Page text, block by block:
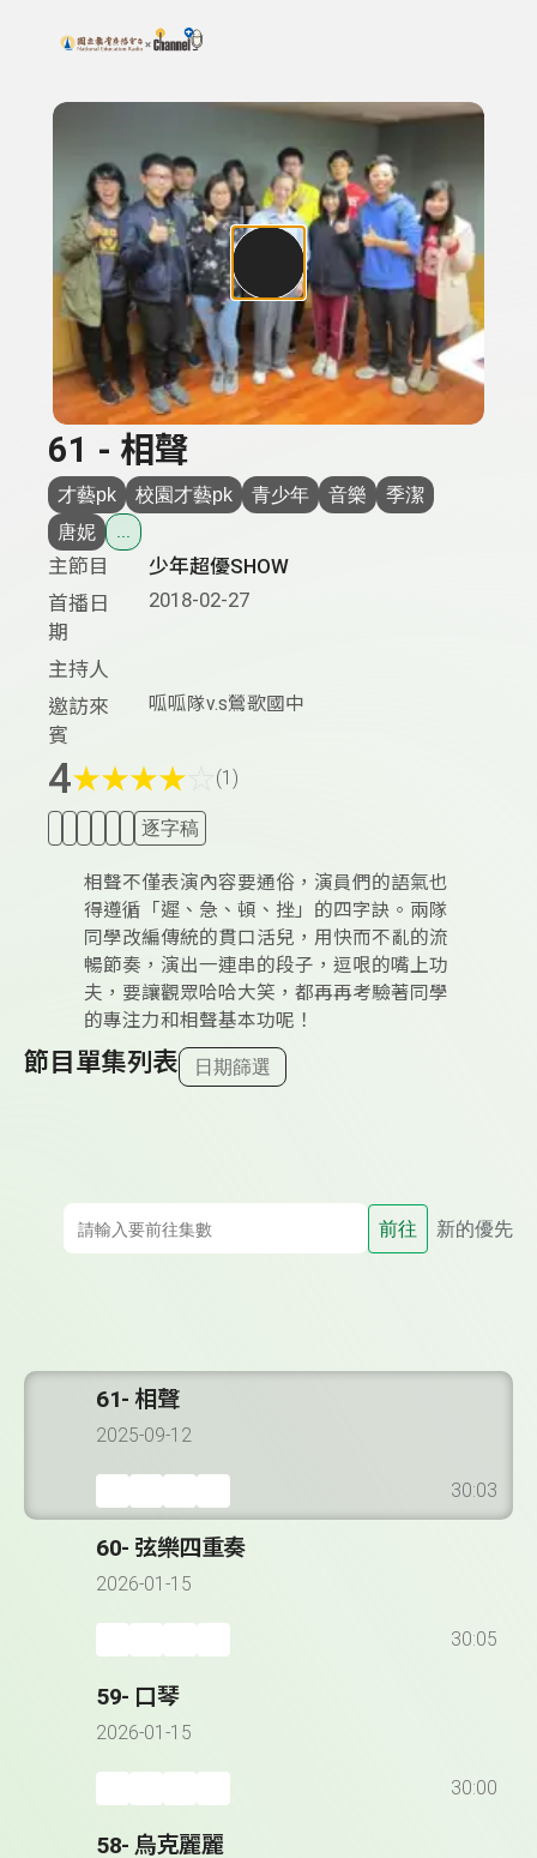
上方功能區塊
搜尋關鍵字：可輸入節目名稱、主持人或關鍵字
61 - 相聲
才藝pk 校園才藝pk 青少年 音樂
季潔
唐妮
主節目
少年超優SHOW
首播日
期
2018-02-27
主持人
邀訪來
賓
呱呱隊v.s鶯歌國中
4★★★★ (1)
逐字稿
相聲不僅表演內容要通俗，演員們的語氣也
得遵循「遲、急、頓、挫」的四字訣。兩隊
同學改編傳統的貫口活兒，用快而不亂的流
暢節奏，演出一連串的段子，逗哏的嘴上功
夫，要讓觀眾哈哈大笑，都再再考驗著同學
的專注力和相聲基本功呢！
節目單集列表 日期篩選
前往 新的優先
61- 相聲
2025-09-12
30:03
60- 弦樂四重奏
2026-01-15
30:05
59- 口琴
2026-01-15
30:00
58- 烏克麗麗